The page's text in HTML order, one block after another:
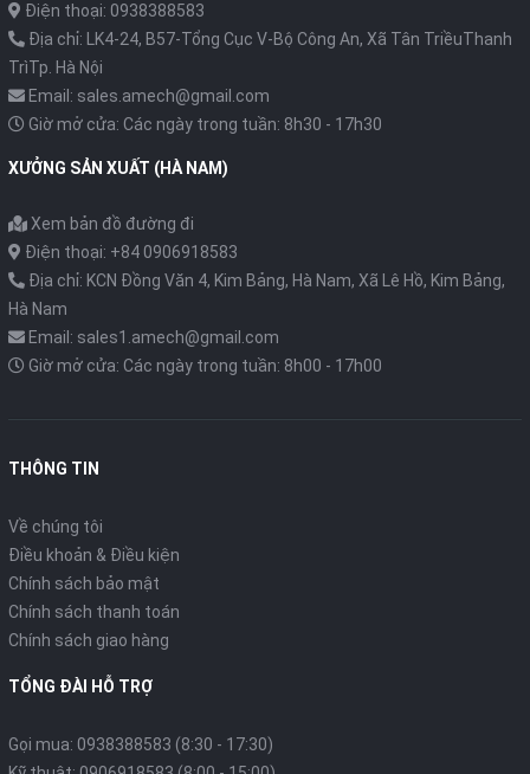
Điện thoại: 0938388583
Địa chỉ: LK4-24, B57-Tổng Cục V-Bộ Công An, Xã Tân TriềuThanh
TrìTp. Hà Nội
Email: sales.amech@gmail.com
Giờ mở cửa: Các ngày trong tuần: 8h30 - 17h30
XƯỞNG SẢN XUẤT (HÀ NAM)
Xem bản đồ đường đi
Điện thoại: +84 0906918583
Địa chỉ: KCN Đồng Văn 4, Kim Bảng, Hà Nam, Xã Lê Hồ, Kim Bảng,
Hà Nam
Email: sales1.amech@gmail.com
Giờ mở cửa: Các ngày trong tuần: 8h00 - 17h00
THÔNG TIN
Về chúng tôi
Điều khoản & Điều kiện
Chính sách bảo mật
Chính sách thanh toán
Chính sách giao hàng
TỔNG ĐÀI HỖ TRỢ
Gọi mua: 0938388583 (8:30 - 17:30)